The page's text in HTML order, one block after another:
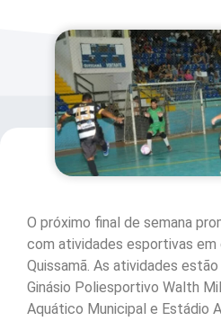
O próximo final de semana
com atividades esportivas
Quissamã. As atividades
Ginásio Poliesportivo Walth
Aquático Municipal e Estádio